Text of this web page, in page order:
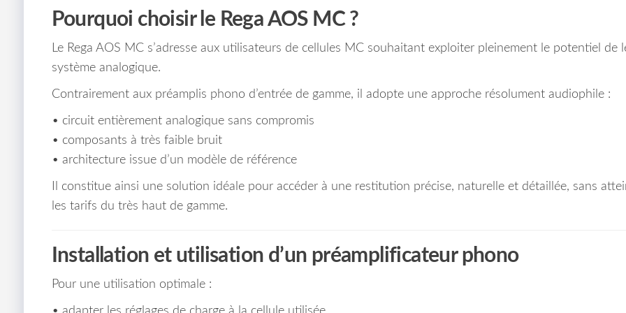
Pourquoi choisir le Rega AOS MC ?
Le Rega AOS MC s’adresse aux utilisateurs de cellules MC souhaitant exploiter pleinement le potentiel de
système analogique.
Contrairement aux préamplis phono d’entrée de gamme, il adopte une approche résolument audiophile :
• circuit entièrement analogique sans compromis
• composants à très faible bruit
• architecture issue d’un modèle de référence
Il constitue ainsi une solution idéale pour accéder à une restitution précise, naturelle et détaillée, sans
les tarifs du très haut de gamme.
Installation et utilisation d’un préamplificateur phono
Pour une utilisation optimale :